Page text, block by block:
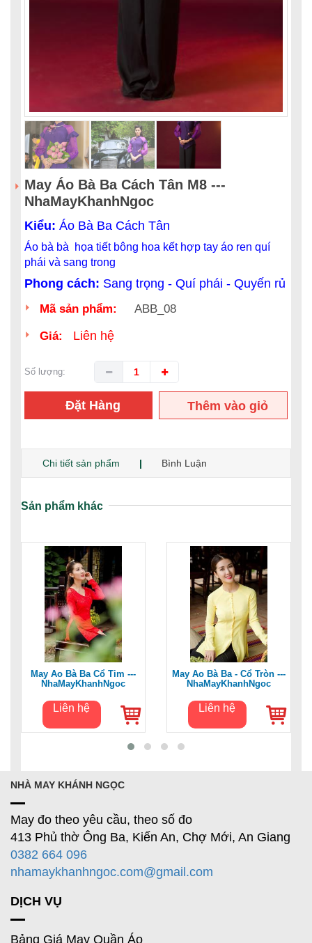
May Áo Bà Ba Cách Tân M8 ---
NhaMayKhanhNgoc
Kiểu: Áo Bà Ba Cách Tân
Áo bà bà họa tiết bông hoa kết hợp tay áo ren quí
phái và sang trong
Phong cách: Sang trọng - Quí phái - Quyến rủ
Mã sản phẩm: ABB_08
Giá: Liên hệ
Số lượng:
Đặt Hàng
Thêm vào giỏ
Chi tiết sản phẩm Bình Luận
Sản phẩm khác
May Áo Bà Ba Cổ Tim ---
NhaMayKhanhNgoc
Liên hệ
May Áo Bà Ba - Cổ Tròn ---
NhaMayKhanhNgoc
Liên hệ
NHÀ MAY KHÁNH NGỌC
May đo theo yêu cầu, theo số đo
413 Phủ thờ Ông Ba, Kiến An, Chợ Mới, An Giang
0382 664 096
nhamaykhanhngoc.com@gmail.com
DỊCH VỤ
Bảng Giá May Quần Áo